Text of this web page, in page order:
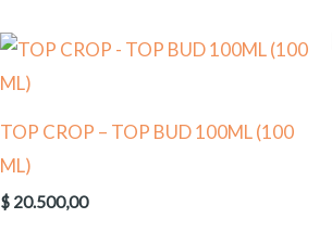
TOP CROP – TOP BUD 100ML (100
ML)
$ 20.500,00